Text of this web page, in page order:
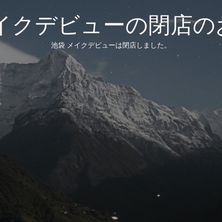
クデビューの閉店
池袋 メイクデビューは閉店しました。